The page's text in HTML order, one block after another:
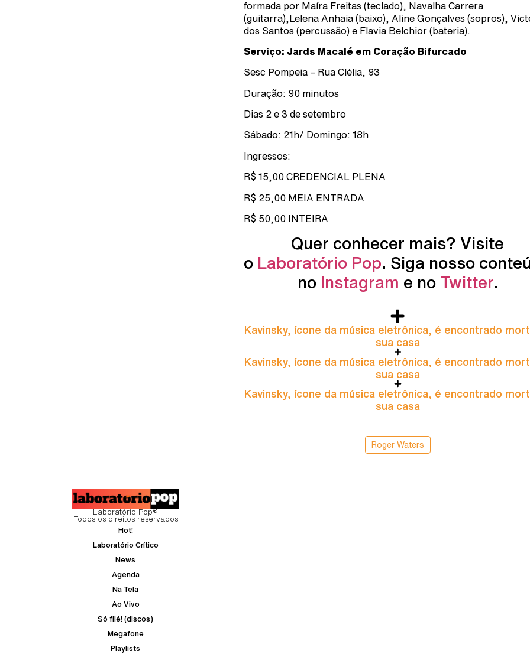
formada por Maíra Freitas (teclado), Navalha Carrera
(guitarra),Lelena Anhaia (baixo), Aline Gonçalves (sopros),
dos Santos (percussão) e Flavia Belchior (bateria).
Serviço: Jards Macalé em Coração Bifurcado
Sesc Pompeia – Rua Clélia, 93
Duração: 90 minutos
Dias 2 e 3 de setembro
Sábado: 21h/ Domingo: 18h
Ingressos:
R$ 15,00 CREDENCIAL PLENA
R$ 25,00 MEIA ENTRADA
R$ 50,00 INTEIRA
Quer conhecer mais? Visite
o Laboratório Pop. Siga nosso
no Instagram e no Twitter.
Kavinsky, ícone da música eletrônica, é encontrado
sua casa
Kavinsky, ícone da música eletrônica, é encontrado
sua casa
Kavinsky, ícone da música eletrônica, é encontrado
sua casa
Roger Waters
Laboratório Pop®
Todos os direitos reservados
Hot!
Laboratório Crítico
News
Agenda
Na Tela
Ao Vivo
Só filé! (discos)
Megafone
Playlists